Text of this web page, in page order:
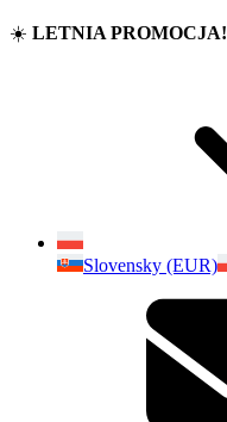
☀️ LETNIA PROMOCJA!
Slovensky (EUR)